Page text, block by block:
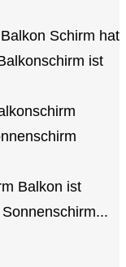
Schirm hat
ist
Balkon ist